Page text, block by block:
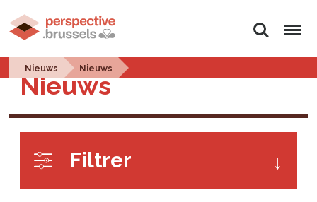
Rechercher
Menu
Nieuws Nieuws
Nieuws
Filtrer